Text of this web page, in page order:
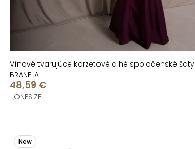
Vínové tvarujúce korzetové dlhé spoločenské šaty
BRANFLA
48,59 €
ONESIZE
New